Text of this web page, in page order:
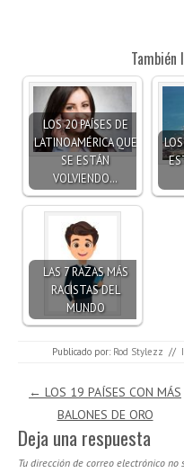
LOS 20 PAÍSES DE
LATINOAMÉRICA QUE
SE ESTÁN
VOLVIENDO…
LAS 7 RAZAS MÁS
RACISTAS DEL
MUNDO
Publicado por: Rod Stylezz //
Navegación de entradas
← LOS 19 PAÍSES CON MÁS
BALONES DE ORO
Deja una respuesta
Tu dirección de correo electrónico no